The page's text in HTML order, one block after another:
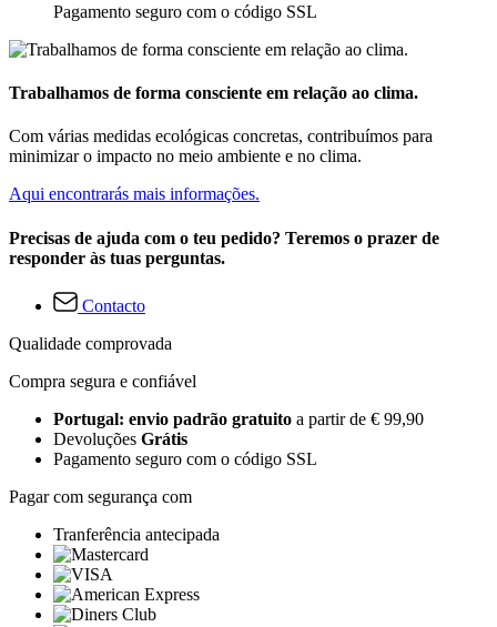
Pagamento seguro com o código SSL
Trabalhamos de forma consciente em relação ao clima.
Com várias medidas ecológicas concretas, contribuímos para
minimizar o impacto no meio ambiente e no clima.
Aqui encontrarás mais informações.
Precisas de ajuda com o teu pedido? Teremos o prazer de
responder às tuas perguntas.
Contacto
Qualidade comprovada
Compra segura e confiável
Portugal: envio padrão gratuito a partir de € 99,90
Devoluções Grátis
Pagamento seguro com o código SSL
Pagar com segurança com
Tranferência antecipada